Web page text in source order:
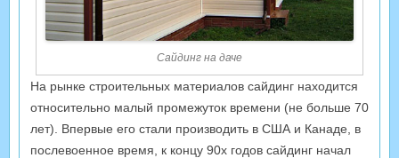
Сайдинг на даче
На рынке строительных материалов сайдинг находится
относительно малый промежуток времени (не больше 70
лет). Впервые его стали производить в США и Канаде, в
послевоенное время, к концу 90х годов сайдинг начал